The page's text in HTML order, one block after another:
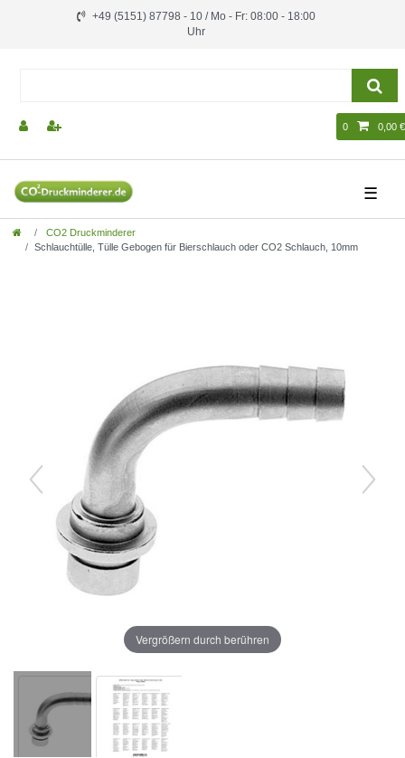
+49 (5151) 87798 - 10 / Mo - Fr: 08:00 - 18:00
Uhr
0 0,00 €
☰
CO2 Druckminderer
Schlauchtülle, Tülle Gebogen für Bierschlauch oder CO2 Schlauch, 10mm
Vergrößern durch berühren